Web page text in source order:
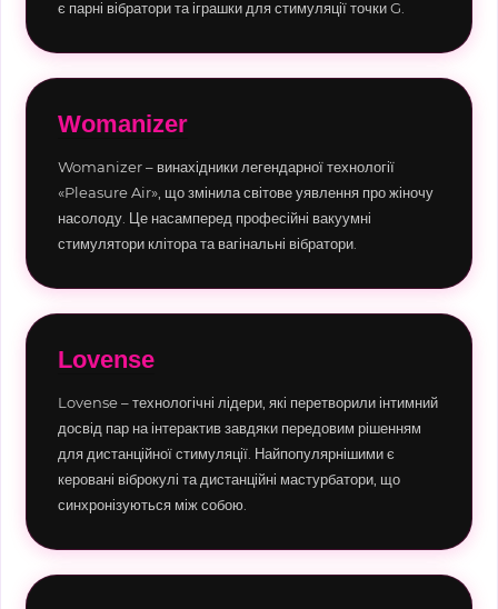
є парні вібратори та іграшки для стимуляції точки G.
Womanizer
Womanizer – винахідники легендарної технології
«Pleasure Air», що змінила світове уявлення про жіночу
насолоду. Це насамперед професійні вакуумні
стимулятори клітора та вагінальні вібратори.
Lovense
Lovense – технологічні лідери, які перетворили інтимний
досвід пар на інтерактив завдяки передовим рішенням
для дистанційної стимуляції. Найпопулярнішими є
керовані віброкулі та дистанційні мастурбатори, що
синхронізуються між собою.